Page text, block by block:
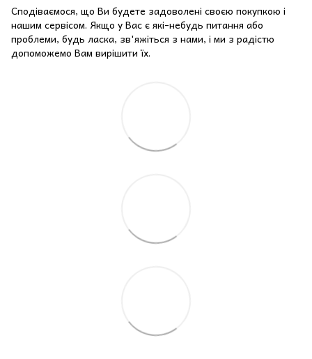
Сподіваємося, що Ви будете задоволені своєю покупкою і
нашим сервісом. Якщо у Вас є які-небудь питання або
проблеми, будь ласка, зв'яжіться з нами, і ми з радістю
допоможемо Вам вирішити їх.